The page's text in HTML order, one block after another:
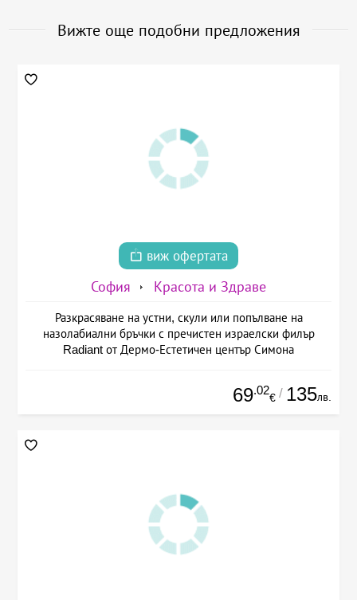
Вижте още подобни предложения
виж офертата
София Красота и Здраве
Разкрасяване на устни, скули или попълване на
назолабиални бръчки с пречистен израелски филър
Radiant от Дермо-Естетичен център Симона
69.02
€ / 135лв.